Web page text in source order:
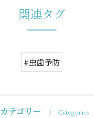
関連タグ
#虫歯予防
カテゴリー Categories